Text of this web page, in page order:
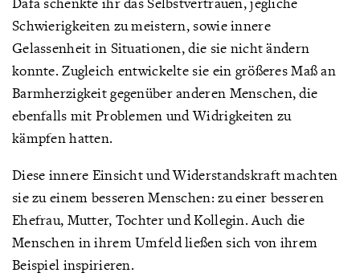
Schwierigkeiten zu meistern, sowie innere
Gelassenheit in Situationen, die sie nicht ändern
konnte. Zugleich entwickelte sie ein größeres Maß an
Barmherzigkeit gegenüber anderen Menschen, die
ebenfalls mit Problemen und Widrigkeiten zu
kämpfen hatten.
Diese innere Einsicht und Widerstandskraft machten
sie zu einem besseren Menschen: zu einer besseren
Ehefrau, Mutter, Tochter und Kollegin. Auch die
Menschen in ihrem Umfeld ließen sich von ihrem
Beispiel inspirieren.